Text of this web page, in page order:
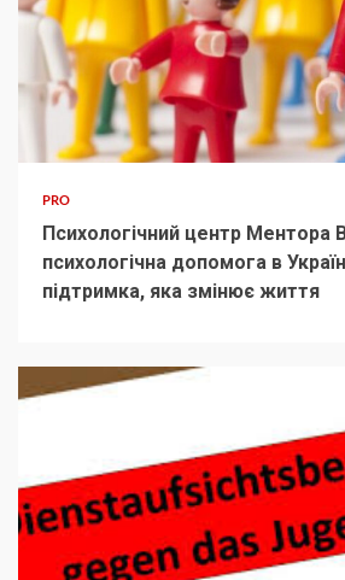
PRO
Психологічний центр Ментора
психологічна допомога в
підтримка, яка змінює життя